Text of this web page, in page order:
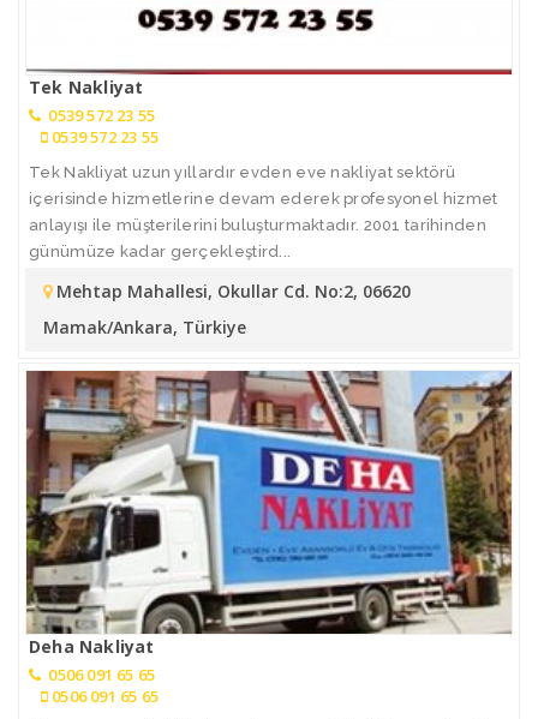
Tek Nakliyat
0539 572 23 55
0539 572 23 55
Tek Nakliyat uzun yıllardır evden eve nakliyat sektörü
içerisinde hizmetlerine devam ederek profesyonel hizmet
anlayışı ile müşterilerini buluşturmaktadır. 2001 tarihinden
günümüze kadar gerçekleştird...
Mehtap Mahallesi, Okullar Cd. No:2, 06620
Mamak/Ankara, Türkiye
Deha Nakliyat
0506 091 65 65
0506 091 65 65